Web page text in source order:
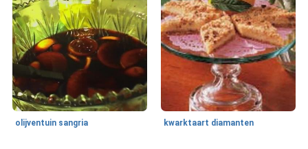
olijventuin sangria kwarktaart diamanten